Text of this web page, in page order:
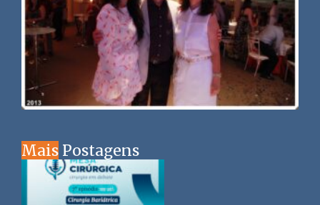
Mais Postagens